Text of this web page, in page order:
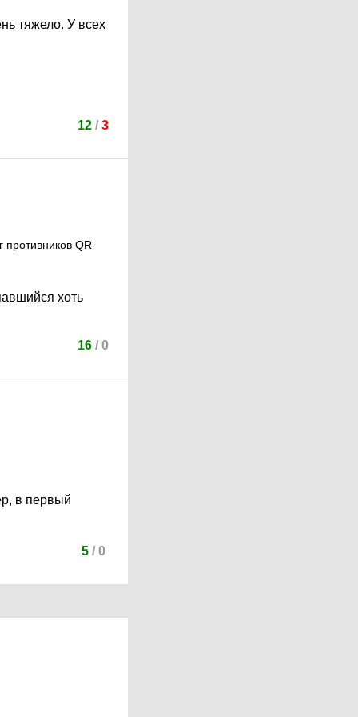
тяжело. У всех
12 / 3
QR-
хоть
16 / 0
в первый
5/ 0